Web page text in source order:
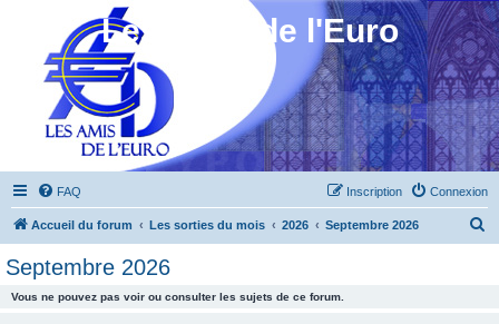
Les Amis de l'Euro
FAQ Connexion
Inscription
Accueil du forum Les sorties du mois 2026 Septembre 2026
Septembre 2026
Vous ne pouvez pas voir ou consulter les sujets de ce forum.